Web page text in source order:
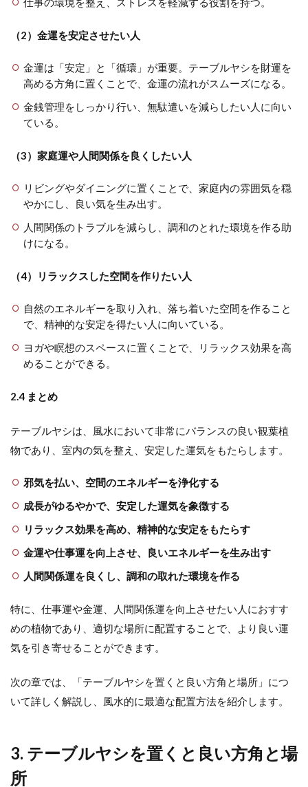
（2）金運を安定させたい人
金運は「安定」と「循環」が重要。テーブルヤシを財運を
高める方角に置くことで、金運の流れがスムーズになる。
金銭管理をしっかり行い、無駄遣いを減らしたい人に向い
ている。
（3）家庭運や人間関係を良くしたい人
リビングやダイニングに置くことで、家庭内の雰囲気を穏
やかにし、良い気を生み出す。
人間関係のトラブルを減らし、調和のとれた環境を作る助
けになる。
（4）リラックスした空間を作りたい人
自然のエネルギーを取り入れ、落ち着いた空間を作ること
で、精神的な安定を得たい人に向いている。
ヨガや瞑想のスペースに置くことで、リラックス効果を高
めることができる。
2.4 まとめ
テーブルヤシは、風水において非常にバランスの良い観葉植
物であり、室内の気を整え、安定した運気をもたらします。
邪気を払い、空間のエネルギーを浄化する
成長がゆるやかで、安定した運気を象徴する
リラックス効果を高め、精神的な安定をもたらす
金運や仕事運を向上させ、良いエネルギーを生み出す
人間関係運を良くし、調和の取れた環境を作る
特に、仕事運や金運、人間関係運を向上させたい人におすす
めの植物であり、適切な場所に配置することで、より良い運
気を引き寄せることができます。
次の章では、「テーブルヤシを置くと良い方角と場所」につ
いて詳しく解説し、風水的に最適な配置方法を紹介します。
3. テーブルヤシを置くと良い方角と場
所